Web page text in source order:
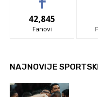
42,845
Fanovi
NAJNOVIJE